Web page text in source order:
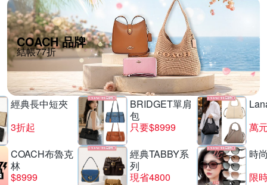
COACH 品牌
結帳77折
經典長中短夾
3折起
BRIDGET單肩
包
只要$8999
萬
COACH布魯克
林
$8999
經典TABBY系
列
現省4800
時
限